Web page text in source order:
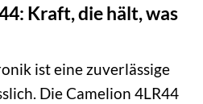
Kraft, die hält, was
ist eine zuverlässige
Die Camelion 4LR44